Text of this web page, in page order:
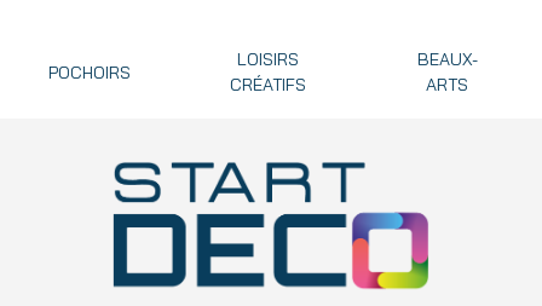
POCHOIRS
LOISIRS
CRÉATIFS
BEAUX-
ARTS